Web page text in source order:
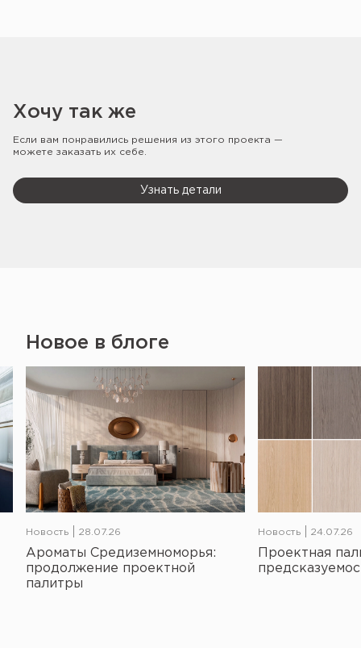
Хочу так же
Если вам понравились решения из этого проекта —
можете заказать их себе.
Узнать детали
Новое в блоге
Новость 28.07.26
Ароматы Средиземноморья:
продолжение проектной
палитры
Новость 24.07.26
Проектная